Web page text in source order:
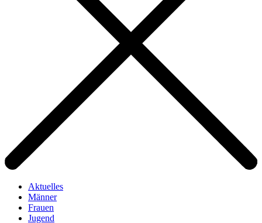
Aktuelles
Männer
Frauen
Jugend